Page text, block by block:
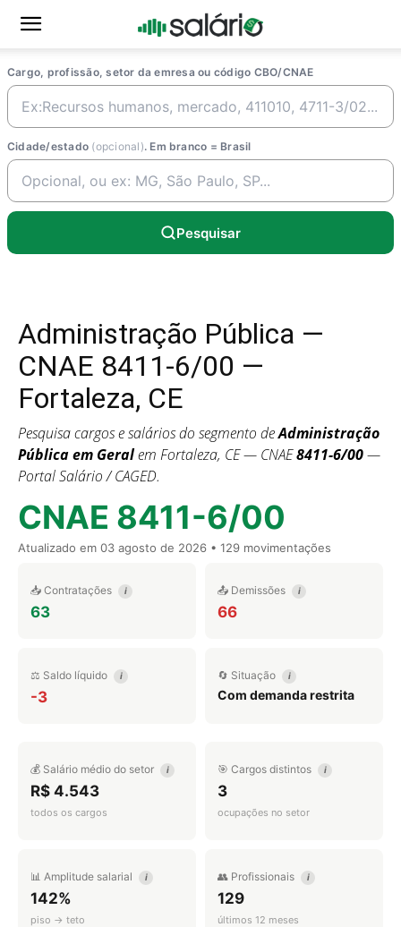
Cargo, profissão, setor da emresa ou código CBO/CNAE
Cidade/estado (opcional). Em branco = Brasil
Pesquisar
Administração Pública —
CNAE 8411-6/00 —
Fortaleza, CE
Pesquisa cargos e salários do segmento deAdministração
Pública em Geralem Fortaleza, CE — CNAE8411-6/00—
Portal Salário / CAGED.
CNAE 8411-6/00
Atualizado em 03 agosto de 2026 • 129 movimentações
📥 Contratações i
63
📤 Demissões i
66
⚖️ Saldo líquido i
-3
🔄 Situação i
Com demanda restrita
💰 Salário médio do setor i
R$ 4.543
todos os cargos
🎯 Cargos distintos i
3
ocupações no setor
📊 Amplitude salarial i
142%
piso → teto
👥 Profissionais i
129
últimos 12 meses